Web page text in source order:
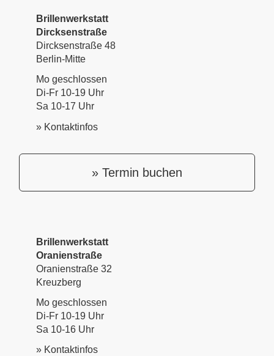
Brillenwerkstatt
Dircksenstraße
Dircksenstraße 48
Berlin-Mitte
Mo geschlossen
Di-Fr 10-19 Uhr
Sa 10-17 Uhr
» Kontaktinfos
» Termin buchen
Brillenwerkstatt
Oranienstraße
Oranienstraße 32
Kreuzberg
Mo geschlossen
Di-Fr 10-19 Uhr
Sa 10-16 Uhr
» Kontaktinfos